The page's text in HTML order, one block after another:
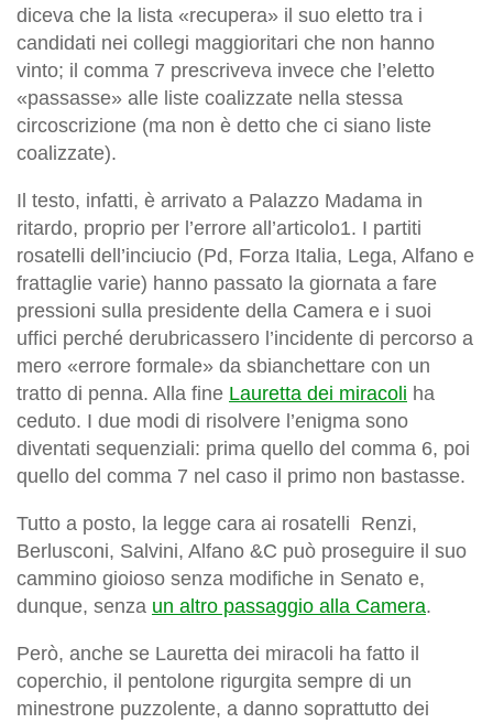
diceva che la lista «recupera» il suo eletto tra i
candidati nei collegi maggioritari che non hanno
vinto; il comma 7 prescriveva invece che l’eletto
«passasse» alle liste coalizzate nella stessa
circoscrizione (ma non è detto che ci siano liste
coalizzate).
Il testo, infatti, è arrivato a Palazzo Madama in
ritardo, proprio per l’errore all’articolo1. I partiti
rosatelli dell’inciucio (Pd, Forza Italia, Lega, Alfano e
frattaglie varie) hanno passato la giornata a fare
pressioni sulla presidente della Camera e i suoi
uffici perché derubricassero l’incidente di percorso a
mero «errore formale» da sbianchettare con un
tratto di penna. Alla fine Lauretta dei miracoli ha
ceduto. I due modi di risolvere l’enigma sono
diventati sequenziali: prima quello del comma 6, poi
quello del comma 7 nel caso il primo non bastasse.
Tutto a posto, la legge cara ai rosatelli Renzi,
Berlusconi, Salvini, Alfano &C può proseguire il suo
cammino gioioso senza modifiche in Senato e,
dunque, senza un altro passaggio alla Camera.
Però, anche se Lauretta dei miracoli ha fatto il
coperchio, il pentolone rigurgita sempre di un
minestrone puzzolente, a danno soprattutto dei